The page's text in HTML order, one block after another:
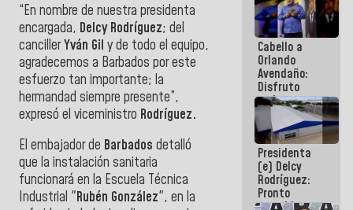
“En nombre de nuestra presidenta
encargada, Delcy Rodríguez; del
cancillerYván Gil y de todo el equipo,
agradecemos a Barbados por este
esfuerzo tan importante; la
hermandad siempre presente”,
expresó el viceministro Rodríguez.
El embajador de Barbados detalló
que la instalación sanitaria
funcionará en la Escuela Técnica
Industrial "Rubén González", en la
Cabello a
Orlando
Avendaño:
Disfruto
cada vez
que escribes
porque lo
que haces
es
embarrarla
Presidenta
(e) Delcy
Rodríguez:
Pronto